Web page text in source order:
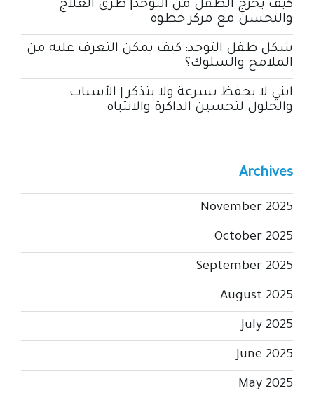
كيف يخرج الطفل من التوحد| طرق العلاج
والتحسن مع مركز خطوة
شكل طفل التوحد: كيف يمكن التعرف عليه من
الملامح والسلوك؟
ابني لا يحفظ بسرعة ولا يتذكر | الأسباب
والحلول لتحسين الذاكرة والانتباه
Archives
November 2025
October 2025
September 2025
August 2025
July 2025
June 2025
May 2025